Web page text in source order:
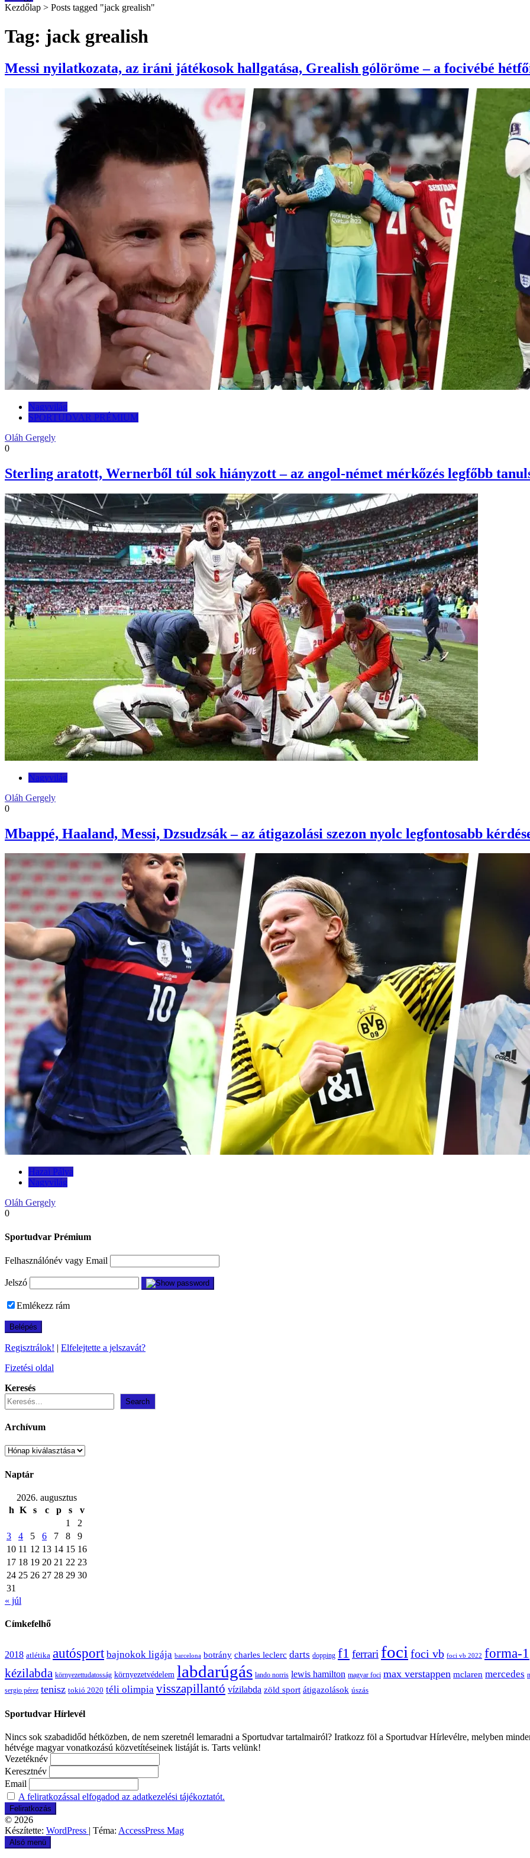
Kezdőlap > Posts tagged "jack grealish"
Tag: jack grealish
Messi nyilatkozata, az iráni játékosok hallgatása, Grealish gólöröme – a focivébé
Nagyvilág
SPORTUDVAR PRÉMIUM
Oláh Gergely
0
Sterling aratott, Wernerből túl sok hiányzott – az angol-német mérkőzés legfőbb
Nagyvilág
Oláh Gergely
0
Mbappé, Haaland, Messi, Dzsudzsák – az átigazolási szezon nyolc legfontosabb
Hazai Pálya
Nagyvilág
Oláh Gergely
0
Sportudvar Prémium
Felhasználónév vagy Email
Jelszó
Emlékezz rám
Regisztrálok! | Elfelejtette a jelszavát?
Fizetési oldal
Keresés
Search
Archívum
Archívum
Naptár
2026. augusztus
h K s c p s
v
1
2
3
4 5 6 7 8
9
10 11 12 13 14 15 16
17 18 19 20 21 22 23
24 25 26 27 28 29 30
31
« júl
Címkefelhő
2018 atlétika autósport bajnokok ligája barcelona botrány charles leclerc darts dopping f1 ferrari foci foci vb foci vb 2022 forma-1
kézilabda környezettudatosság környezetvédelem labdarúgás lando norris lewis hamilton magyar foci max verstappen mclaren mercedes
sergio pérez tenisz tokió 2020 téli olimpia visszapillantó vízilabda zöld sport átigazolások úszás
Sportudvar Hírlevél
Nincs sok szabadidőd hétközben, de nem szeretnél lemaradni a Sportudvar tartalmairól? Iratkozz föl a Sportudvar Hírlevélre, melyben
hétvége magyar vonatkozású közvetítéseinek listáját is. Tarts velünk!
Vezetéknév
Keresztnév
Email
A feliratkozással elfogadod az adatkezelési tájékoztatót.
© 2026
Készítette: WordPress | Téma: AccessPress Mag
Alsó menü